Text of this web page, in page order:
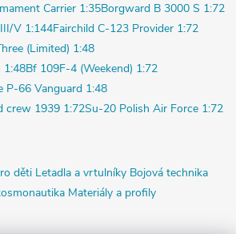
Carrier 1:35Borgward B 3000 S 1:72
V 1:144Fairchild C-123 Provider 1:72
(Limited) 1:48
1:48Bf 109F-4 (Weekend) 1:72
P-66 Vanguard 1:48
crew 1939 1:72Su-20 Polish Air Force 1:72
děti Letadla a vrtulníky Bojová technika
Materiály a profily